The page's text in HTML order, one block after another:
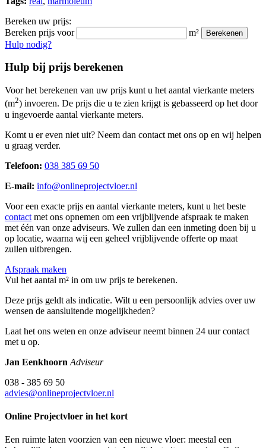
Bereken uw prijs:
Bereken prijs voor
m² Berekenen
Hulp nodig?
Hulp bij prijs berekenen
Voor het berekenen van uw prijs kunt u het aantal vierkante meters
(m2) invoeren. De prijs die u te zien krijgt is gebasseerd op het door
u ingevoerde aantal vierkante meters.
Komt u er even niet uit? Neem dan contact met ons op en wij helpen
u graag verder.
Telefoon: 038 385 69 50
E-mail: info@onlineprojectvloer.nl
Voor een exacte prijs en aantal vierkante meters, kunt u het beste
contact met ons opnemen om een vrijblijvende afspraak te maken
met één van onze adviseurs. We zullen dan een inmeting doen bij u
op locatie, waarna wij een geheel vrijblijvende offerte op maat
zullen uitbrengen.
Afspraak maken
Vul het aantal m² in om uw prijs te berekenen.
Deze prijs geldt als indicatie. Wilt u een persoonlijk advies over uw
wensen de aansluitende mogelijkheden?
Laat het ons weten en onze adviseur neemt binnen 24 uur contact
met u op.
Jan Eenkhoorn Adviseur
038 - 385 69 50
advies@onlineprojectvloer.nl
Online Projectvloer in het kort
Een ruimte laten voorzien van een nieuwe vloer: meestal een